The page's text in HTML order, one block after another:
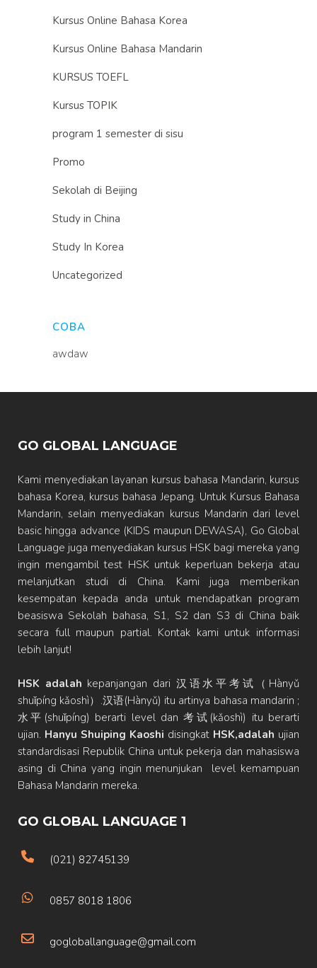
Kursus Online Bahasa Korea
Kursus Online Bahasa Mandarin
KURSUS TOEFL
Kursus TOPIK
program 1 semester di sisu
Promo
Sekolah di Beijing
Study in China
Study In Korea
Uncategorized
COBA
awdaw
GO GLOBAL LANGUAGE
Kami menyediakan layanan kursus bahasa Mandarin, kursus
bahasa Korea, kursus bahasa Jepang. Untuk Kursus Bahasa
Mandarin, selain menyediakan kursus Mandarin dari level
basic hingga advance (KIDS maupun DEWASA), Go Global
Language juga menyediakan kursus HSK bagi mereka yang
ingin mengambil test HSK untuk keperluan bekerja atau
melanjutkan studi di China. Kami juga memberikan
kesempatan kepada anda untuk mendapatkan program
beasiswa Sekolah bahasa, S1, S2 dan S3 di China baik
secara full maupun partial. Kontak kami untuk informasi
lebih lanjut!
HSK adalah kepanjangan dari 汉语水平考试（Hànyǔ
shuǐpíng kǎoshì）.汉语(Hànyǔ) itu artinya bahasa mandarin ;
水平(shuǐpíng) berarti level dan 考试(kǎoshì) itu berarti
ujian. Hanyu Shuiping Kaoshi disingkat HSK,adalah ujian
standardisasi Republik China untuk pekerja dan mahasiswa
asing di China yang ingin menunjukan level kemampuan
Bahasa Mandarin mereka.
GO GLOBAL LANGUAGE 1
(021) 82745139
0857 8018 1806
gogloballanguage@gmail.com